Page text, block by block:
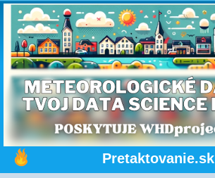
Pretaktovanie.sk